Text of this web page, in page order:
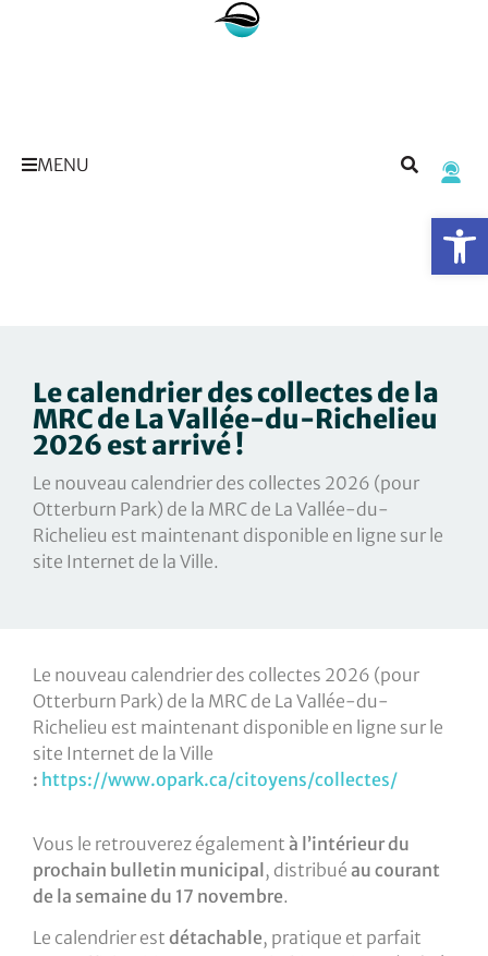
MENU
Le calendrier des collectes de la
MRC de La Vallée-du-Richelieu
2026 est arrivé !
Le nouveau calendrier des collectes 2026 (pour
Otterburn Park) de la MRC de La Vallée-du-
Richelieu est maintenant disponible en ligne sur le
site Internet de la Ville.
Le nouveau calendrier des collectes 2026 (pour
Otterburn Park) de la MRC de La Vallée-du-
Richelieu est maintenant disponible en ligne sur le
site Internet de la Ville
: https://www.opark.ca/citoyens/collectes/
Vous le retrouverez également à l’intérieur du
prochain bulletin municipal, distribué au courant
de la semaine du 17 novembre.
Le calendrier est détachable, pratique et parfait